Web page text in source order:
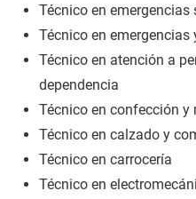
Técnico en emergencias
Técnico en
Técnico en atención a
dependencia
Técnico en confección y
Técnico en calzado y
Técnico en carrocería
Técnico en